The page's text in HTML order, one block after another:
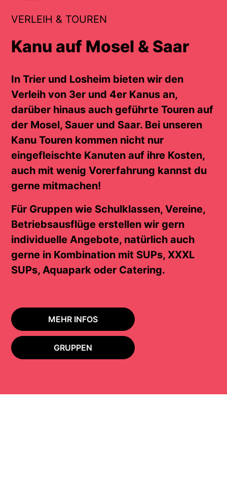
VERLEIH & TOUREN
Kanu auf Mosel & Saar
In Trier und Losheim bieten wir den
Verleih von 3er und 4er Kanus an,
darüber hinaus auch geführte Touren auf
der Mosel, Sauer und Saar. Bei unseren
Kanu Touren kommen nicht nur
eingefleischte Kanuten auf ihre Kosten,
auch mit wenig Vorerfahrung kannst du
gerne mitmachen!
Für Gruppen wie Schulklassen, Vereine,
Betriebsausflüge erstellen wir gern
individuelle Angebote, natürlich auch
gerne in Kombination mit SUPs, XXXL
SUPs, Aquapark oder Catering.
MEHR INFOS
GRUPPEN